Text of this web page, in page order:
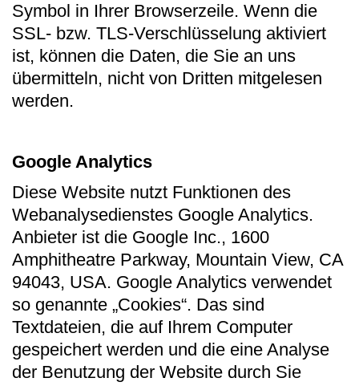
Symbol in Ihrer Browserzeile. Wenn die
SSL- bzw. TLS-Verschlüsselung aktiviert
ist, können die Daten, die Sie an uns
übermitteln, nicht von Dritten mitgelesen
werden.
Google Analytics
Diese Website nutzt Funktionen des
Webanalysedienstes Google Analytics.
Anbieter ist die Google Inc., 1600
Amphitheatre Parkway, Mountain View, CA
94043, USA. Google Analytics verwendet
so genannte „Cookies“. Das sind
Textdateien, die auf Ihrem Computer
gespeichert werden und die eine Analyse
der Benutzung der Website durch Sie